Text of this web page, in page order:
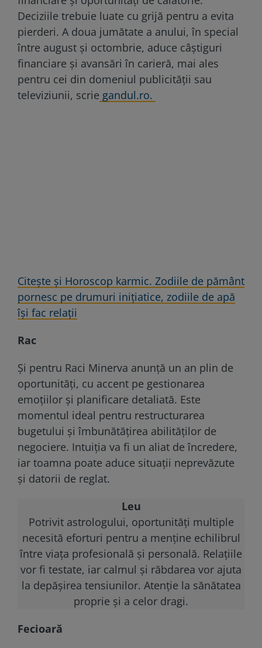
Deciziile trebuie luate cu grijă pentru a evita
pierderi. A doua jumătate a anului, în special
între august și octombrie, aduce câștiguri
financiare și avansări în carieră, mai ales
pentru cei din domeniul publicității sau
televiziunii, scrie gandul.ro.
Citește și Horoscop karmic. Zodiile de pământ
pornesc pe drumuri iniţiatice, zodiile de apă
îşi fac relaţii
Rac
Și pentru Raci Minerva anunță un an plin de
oportunități, cu accent pe gestionarea
emoțiilor și planificare detaliată. Este
momentul ideal pentru restructurarea
bugetului și îmbunătățirea abilităților de
negociere. Intuiția va fi un aliat de încredere,
iar toamna poate aduce situații neprevăzute
și datorii de reglat.
Leu
Potrivit astrologului, oportunități multiple
necesită eforturi pentru a menține echilibrul
între viața profesională și personală. Relațiile
vor fi testate, iar calmul și răbdarea vor ajuta
la depășirea tensiunilor. Atenție la sănătatea
proprie și a celor dragi.
Fecioară